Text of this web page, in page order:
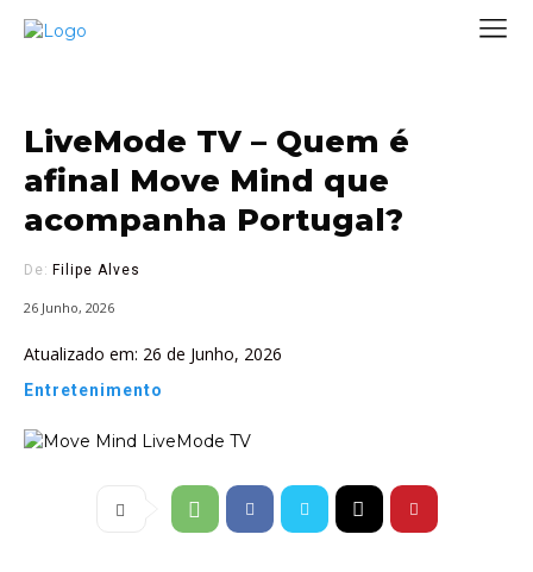
LiveMode TV – Quem é
afinal Move Mind que
acompanha Portugal?
De: Filipe Alves
26 Junho, 2026
Atualizado em: 26 de Junho, 2026
Entretenimento